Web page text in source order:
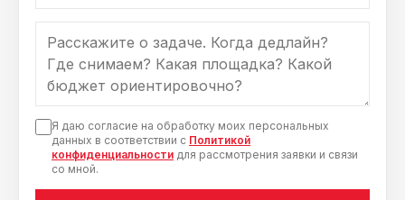
Я даю согласие на обработку моих персональных
данных в соответствии с Политикой
конфиденциальности для рассмотрения заявки и связи
со мной.